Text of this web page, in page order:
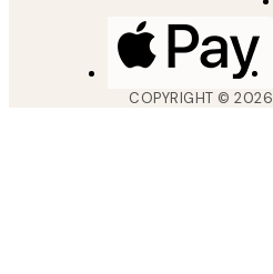
COPYRIGHT ©2026